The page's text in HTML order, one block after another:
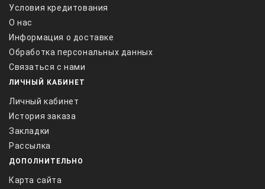
Условия кредитования
О нас
Информация о доставке
Обработка персональных данных
Связаться с нами
ЛИЧНЫЙ КАБИНЕТ
Личный кабинет
История заказа
Закладки
Рассылка
ДОПОЛНИТЕЛЬНО
Карта сайта